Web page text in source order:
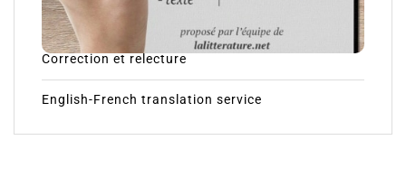
Correction et relecture
English-French translation service